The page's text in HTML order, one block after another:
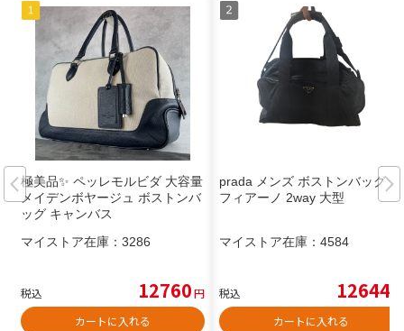
極美品✨ ペッレモルビダ 大容量
メイデンボヤージュ ボストンバ
ッグ キャンバス
マイストア在庫： 3286
税込 12760円
カートに入れる
prada メンズ ボストンバッグ サ
フィアーノ 2way 大型
マイストア在庫： 4584
税込 12644
カートに入れる